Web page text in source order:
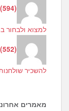
(594)
למצוא ולבחור
(552)
להשכיר
מאמרים